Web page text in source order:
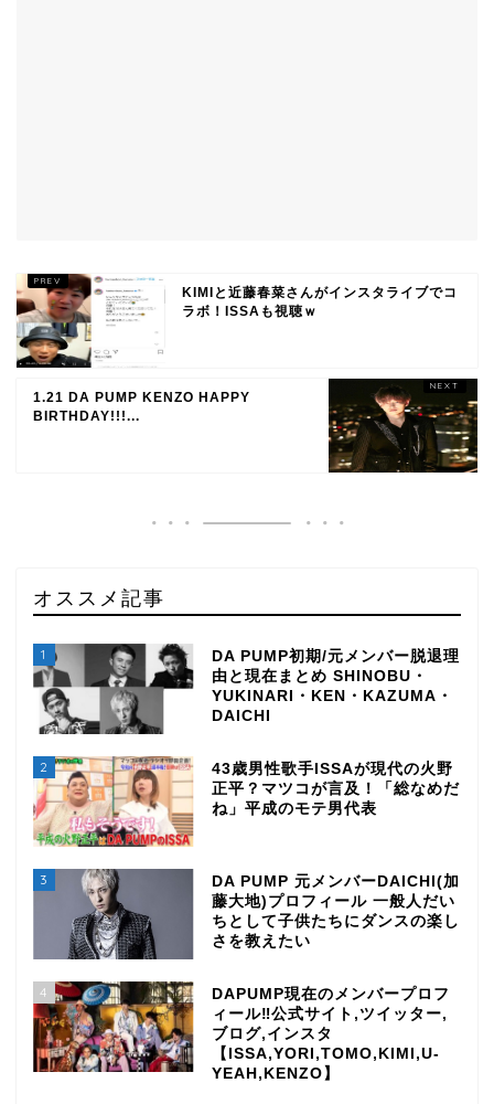
KIMIと近藤春菜さんがインスタライブでコ
ラボ！ISSAも視聴ｗ
1.21 DA PUMP KENZO HAPPY
BIRTHDAY!!!...
オススメ記事
1
DA PUMP初期/元メンバー脱退理
由と現在まとめ SHINOBU・
YUKINARI・KEN・KAZUMA・
DAICHI
2
43歳男性歌手ISSAが現代の火野
正平？マツコが言及！「総なめだ
ね」平成のモテ男代表
3
DA PUMP 元メンバーDAICHI(加
藤大地)プロフィール 一般人だい
ちとして子供たちにダンスの楽し
さを教えたい
4
DAPUMP現在のメンバープロフ
ィール‼公式サイト,ツイッター,
ブログ,インスタ
【ISSA,YORI,TOMO,KIMI,U-
YEAH,KENZO】